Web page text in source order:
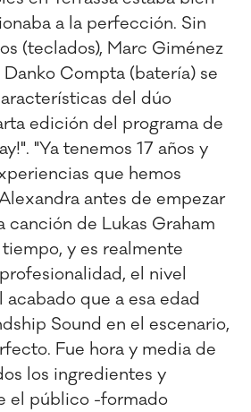
a la perfección. Sin
(teclados), Marc Giménez
Compta (batería) se
del dúo
edición del programa de
"Ya tenemos 17 años y
que hemos
antes de empezar
canción de Lukas Graham
y es realmente
el nivel
que a esa edad
Sound en el escenario,
Fue hora y media de
los ingredientes y
el público -formado